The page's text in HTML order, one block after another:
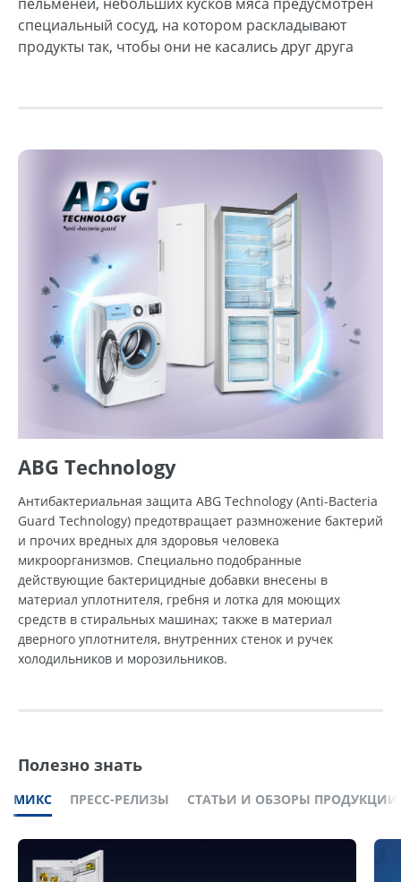
пельменей, небольших кусков мяса предусмотрен
специальный сосуд, на котором раскладывают
продукты так, чтобы они не касались друг друга
ABG Technology
Антибактериальная защита ABG Technology (Anti-Bacteria
Guard Technology) предотвращает размножение бактерий
и прочих вредных для здоровья человека
микроорганизмов. Специально подобранные
действующие бактерицидные добавки внесены в
материал уплотнителя, гребня и лотка для моющих
средств в стиральных машинах; также в материал
дверного уплотнителя, внутренних стенок и ручек
холодильников и морозильников.
Полезно знать
МИКС ПРЕСС-РЕЛИЗЫ СТАТЬИ И ОБЗОРЫ ПРОДУКЦИИ